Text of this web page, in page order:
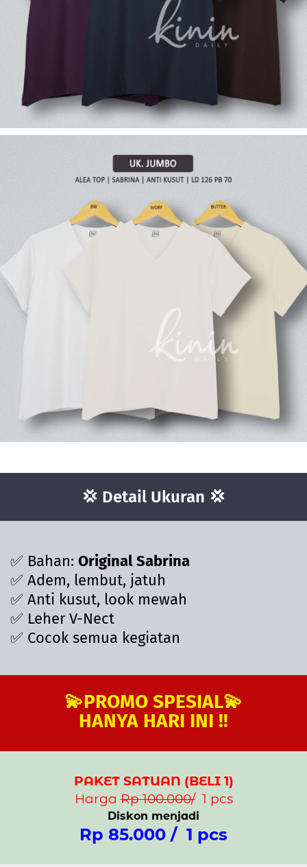
💢 Detail Ukuran 💢
✅ Bahan: Original Sabrina
✅ Adem, lembut, jatuh
✅ Anti kusut, look mewah
✅ Leher V-Nect
✅ Cocok semua kegiatan
💫PROMO SPESIAL💫
HANYA HARI INI !!
PAKET SATUAN (BELI 1)
HargaRp 100.000/1 pcs
Diskon menjadi
Rp 85.000 / 1 pcs